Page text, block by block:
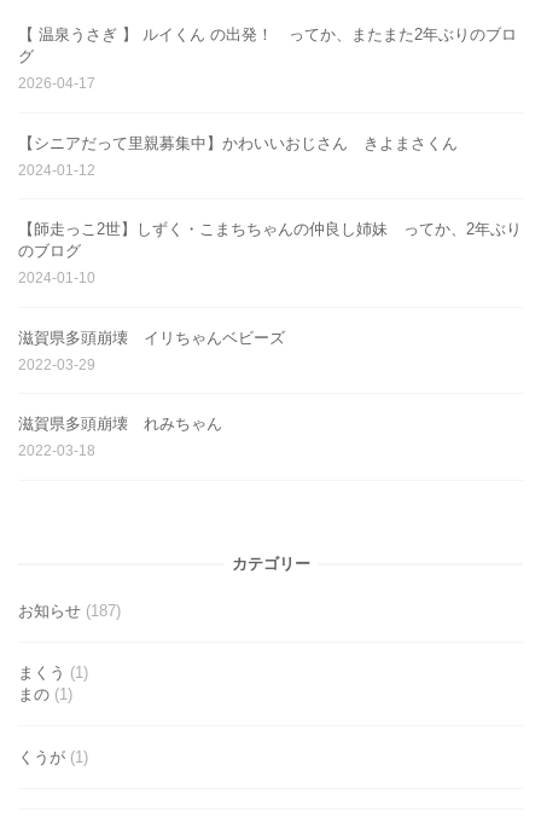
【 温泉うさぎ 】 ルイくん の出発！ ってか、またまた2年ぶりのブロ
グ
2026-04-17
【シニアだって里親募集中】かわいいおじさん きよまさくん
2024-01-12
【師走っこ2世】しずく・こまちちゃんの仲良し姉妹 ってか、2年ぶり
のブログ
2024-01-10
滋賀県多頭崩壊 イリちゃんベビーズ
2022-03-29
滋賀県多頭崩壊 れみちゃん
2022-03-18
カテゴリー
お知らせ (187)
まくう (1)
まの (1)
くうが (1)